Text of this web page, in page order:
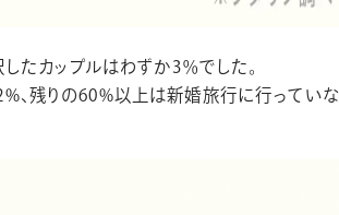
たカップルはわずか3％でした。
、残りの60%以上は新婚旅行に行っていな